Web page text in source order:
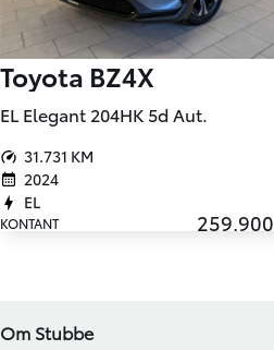
Toyota BZ4X
EL Elegant 204HK 5d Aut.
31.731 KM
2024
EL
KONTANT 259.900
Om Stubbe